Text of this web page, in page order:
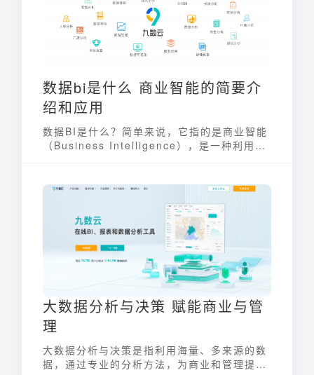
数据bi是什么 商业智能的简要介
绍和应用
数据BI是什么？简单来说，它指的是商业智能
（Business Intelligence），是一种利用技
价值的解决方案。它并非单一的工具或技术，
而是一套完整的体系，帮助企业从数据中发现
规律，优化运营，提升竞争力。
大数据分析与决策 赋能商业与管
理
大数据分析与决策是指利用海量、多来源的数
据，通过专业的分析方法，为商业和管理提供